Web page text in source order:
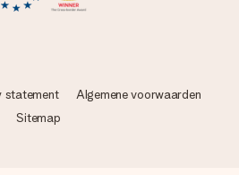
statement
Algemene voorwaarden
Sitemap